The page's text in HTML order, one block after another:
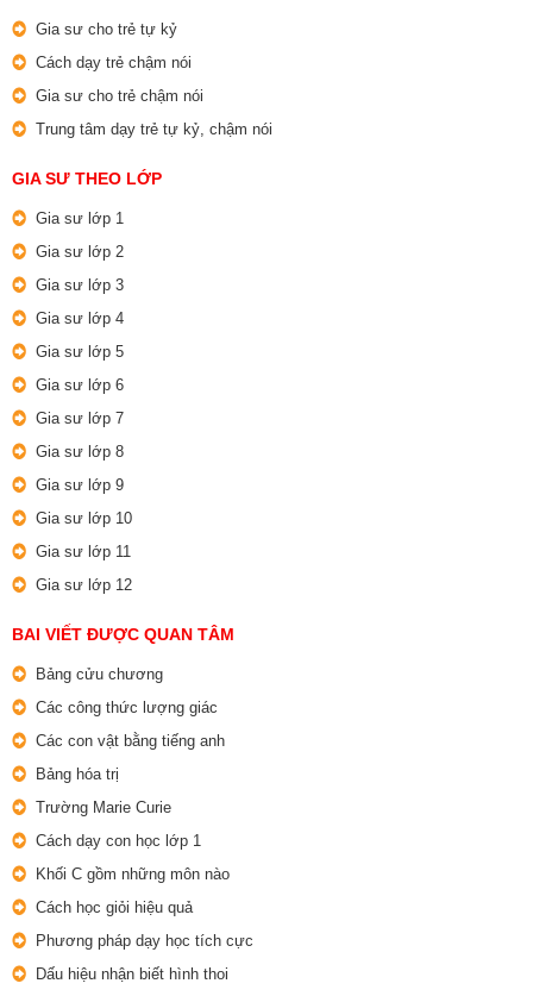
Gia sư cho trẻ tự kỷ
Cách dạy trẻ chậm nói
Gia sư cho trẻ chậm nói
Trung tâm dạy trẻ tự kỷ, chậm nói
GIA SƯ THEO LỚP
Gia sư lớp 1
Gia sư lớp 2
Gia sư lớp 3
Gia sư lớp 4
Gia sư lớp 5
Gia sư lớp 6
Gia sư lớp 7
Gia sư lớp 8
Gia sư lớp 9
Gia sư lớp 10
Gia sư lớp 11
Gia sư lớp 12
BAI VIẾT ĐƯỢC QUAN TÂM
Bảng cửu chương
Các công thức lượng giác
Các con vật bằng tiếng anh
Bảng hóa trị
Trường Marie Curie
Cách dạy con học lớp 1
Khối C gồm những môn nào
Cách học giỏi hiệu quả
Phương pháp dạy học tích cực
Dấu hiệu nhận biết hình thoi